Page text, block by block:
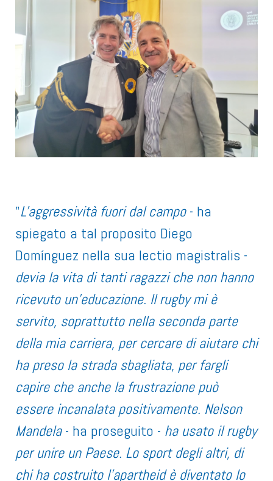
"L'aggressività fuori dal campo- ha
spiegato a tal proposito Diego
Domínguez nella sua lectio magistralis -
devia la vita di tanti ragazzi che non hanno
ricevuto un'educazione. Il rugby mi è
servito, soprattutto nella seconda parte
della mia carriera, per cercare di aiutare chi
ha preso la strada sbagliata, per fargli
capire che anche la frustrazione può
essere incanalata positivamente. Nelson
Mandela- ha proseguito - ha usato il rugby
per unire un Paese. Lo sport degli altri, di
chi ha costruito l'apartheid è diventato lo